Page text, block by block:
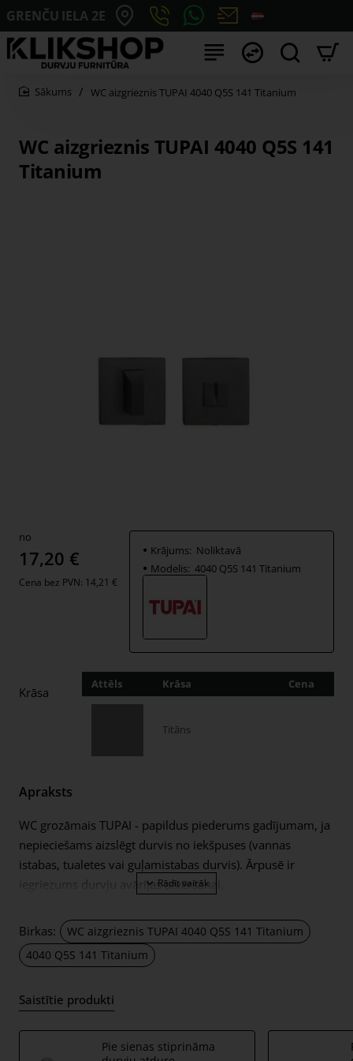
GRENČU IELA 2E
WC aizgrieznis TUPAI 4040 Q5S 141
Titanium
WC aizgrieznis TUPAI 4040 Q5S 141 Titanium
no
17,20 €
Cena bez PVN: 14,21 €
Krājums: Noliktavā
Modelis: 4040 Q5S 141 Titanium
Krāsa
Attēls Krāsa Cena
Titāns
Apraksts
WC grozāmais TUPAI - papildus piederums gadījumam, ja
nepieciešams aizslēgt durvis no iekšpuses (vannas
istabas, tualetes vai guļamistabas durvis). Ārpusē ir
iegriezums durvju avārijas atvēršanai.
grozāmā savienojuma ass ir 4x4mm (ar iespēju to
izgatavot 6x6mm, izmantojot reduktoru). Grozāmais ir
aprīkots ar plānām 5mm biezām metāla rozetēm.
Komplektā ietilpst:
4x4mm diametra vīšanas stienis;
Birkas:
WC aizgrieznis TUPAI 4040 Q5S 141 Titanium
4040 Q5S 141 Titanium
Saistītie produkti
Pie sienas stiprināma